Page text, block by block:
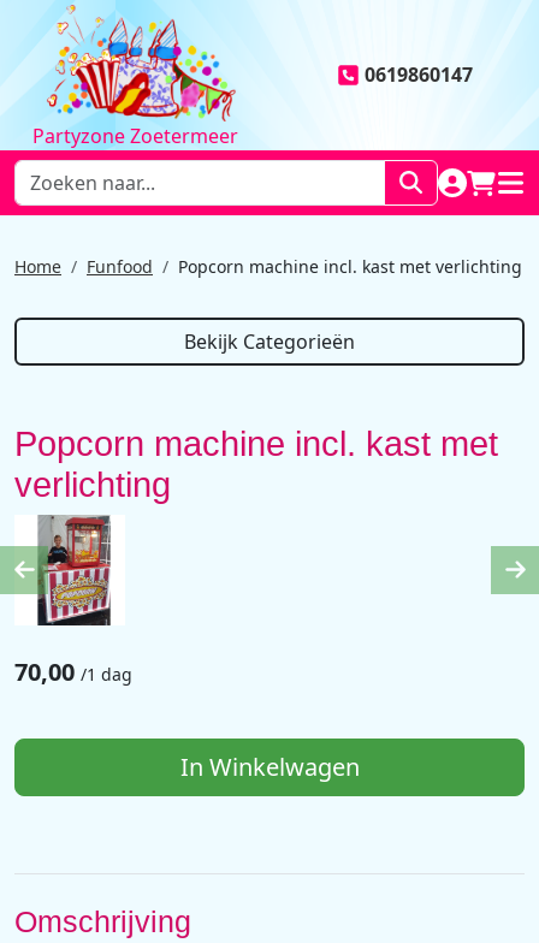
Partyzone Zoetermeer
0619860147
NAAR
Home Funfood Popcorn machine incl. kast met verlichting
Bekijk Categorieën
Popcorn machine incl. kast met
verlichting
70,00 /1 dag
In Winkelwagen
Previous
Omschrijving